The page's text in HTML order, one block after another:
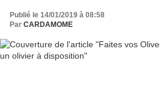
Publié le 14/01/2019 à 08:58
Par CARDAMOME